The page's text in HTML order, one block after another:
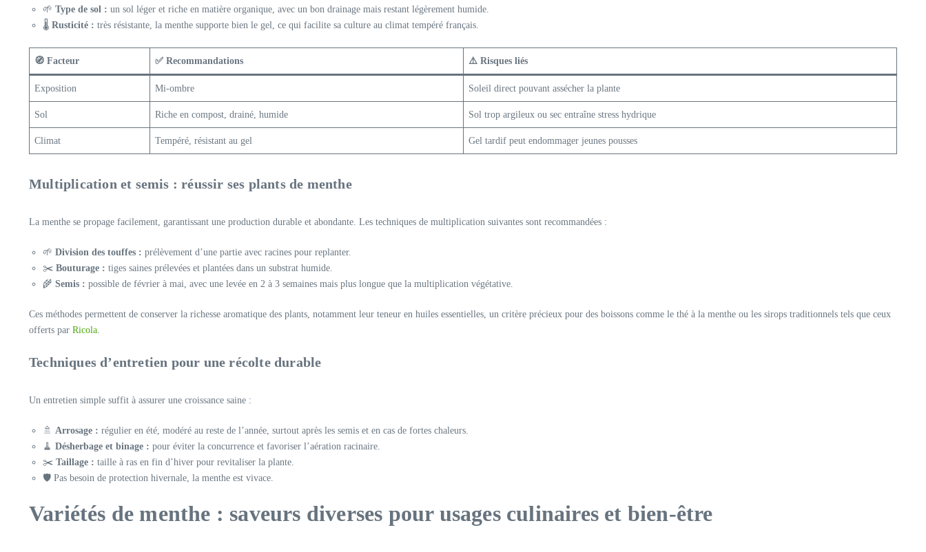
🌱 Type de sol : un sol léger et riche en matière organique, avec un bon drainage mais restant légèrement humide.
🌡️ Rusticité : très résistante, la menthe supporte bien le gel, ce qui facilite sa culture au climat tempéré français.
🧭 Facteur ✅ Recommandations ⚠️ Risques liés
Exposition Mi-ombre Soleil direct pouvant assécher la plante
Sol Riche en compost, drainé, humide Sol trop argileux ou sec entraîne stress hydrique
Climat Tempéré, résistant au gel Gel tardif peut endommager jeunes pousses
Multiplication et semis : réussir ses plants de menthe
La menthe se propage facilement, garantissant une production durable et abondante. Les techniques de multiplication suivantes sont recommandées :
🌱 Division des touffes : prélèvement d’une partie avec racines pour replanter.
✂️ Bouturage : tiges saines prélevées et plantées dans un substrat humide.
🌾 Semis : possible de février à mai, avec une levée en 2 à 3 semaines mais plus longue que la multiplication végétative.
Ces méthodes permettent de conserver la richesse aromatique des plants, notamment leur teneur en huiles essentielles, un critère précieux pour des boissons comme le thé à la menthe ou les sirops traditionnels tels que ceux
offerts par Ricola.
Techniques d’entretien pour une récolte durable
Un entretien simple suffit à assurer une croissance saine :
🚿 Arrosage : régulier en été, modéré au reste de l’année, surtout après les semis et en cas de fortes chaleurs.
🧹 Désherbage et binage : pour éviter la concurrence et favoriser l’aération racinaire.
✂️ Taillage : taille à ras en fin d’hiver pour revitaliser la plante.
🛡️ Pas besoin de protection hivernale, la menthe est vivace.
Variétés de menthe : saveurs diverses pour usages culinaires et bien-être